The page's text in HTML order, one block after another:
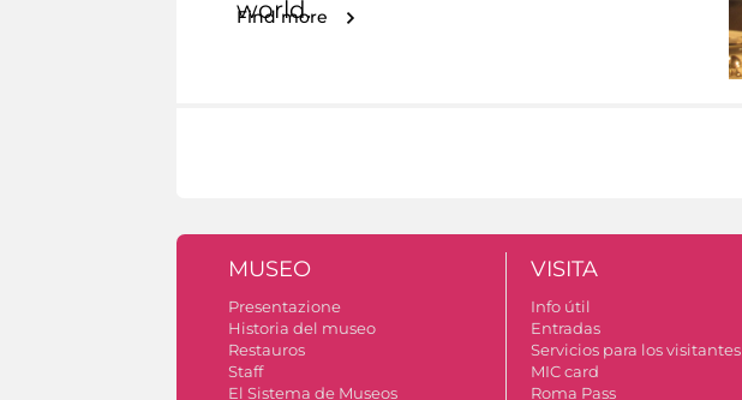
world.
Find more
MUSEO
Presentazione
Historia del museo
Restauros
Staff
El Sistema de Museos
VISITA
Info útil
Entradas
Servicios para los visitantes
MIC card
Roma Pass